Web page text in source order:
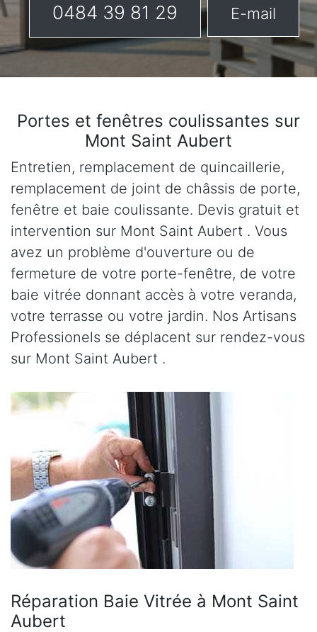
0484 39 81 29 E-mail
Portes et fenêtres coulissantes sur
Mont Saint Aubert
Entretien, remplacement de quincaillerie,
remplacement de joint de châssis de porte,
fenêtre et baie coulissante. Devis gratuit et
intervention sur Mont Saint Aubert . Vous
avez un problème d'ouverture ou de
fermeture de votre porte-fenêtre, de votre
baie vitrée donnant accès à votre veranda,
votre terrasse ou votre jardin. Nos Artisans
Professionels se déplacent sur rendez-vous
sur Mont Saint Aubert .
Réparation Baie Vitrée à Mont Saint
Aubert